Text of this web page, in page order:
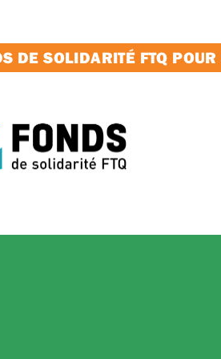
DE SOLIDARITÉ FTQ